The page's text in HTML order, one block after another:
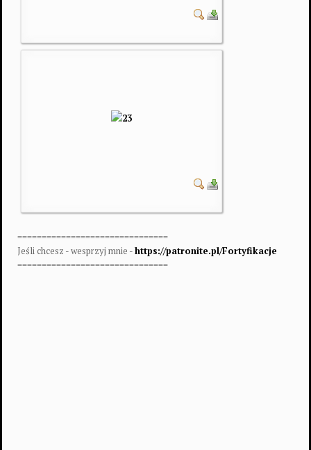
===============================
Jeśli chcesz - wesprzyj mnie -https://patronite.pl/Fortyfikacje
===============================